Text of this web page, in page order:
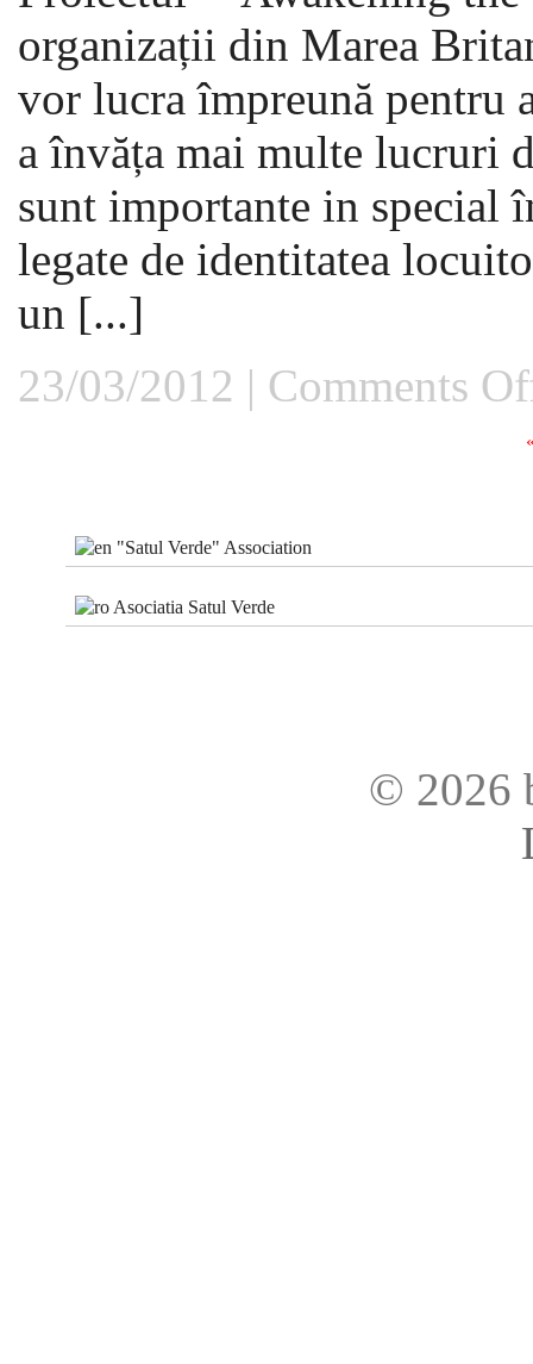
organizații din Marea
vor lucra împreună pentru
a învăța mai multe lucruri
sunt importante in special
legate de identitatea
un [...]
23/03/2012 | Comments
"Satul Verde" Association
Asociatia Satul Verde
© 2026